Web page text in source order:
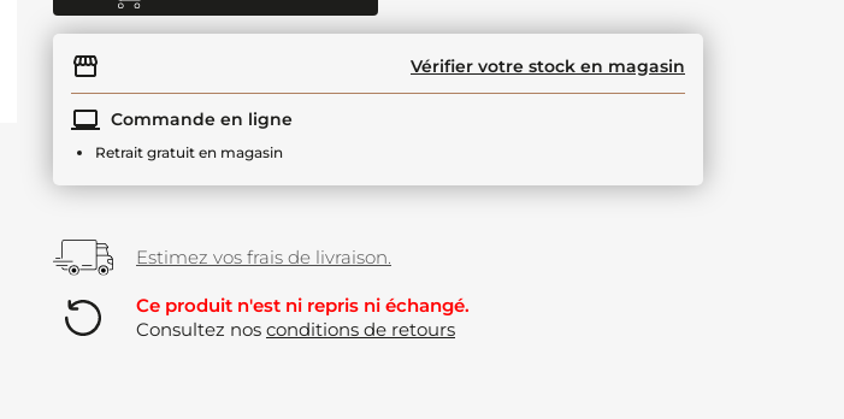
Vérifier votre stock en magasin
Commande en ligne
Retrait gratuit en magasin
Estimez vos frais de livraison.
Ce produit n'est ni repris ni échangé.
Consultez nos conditions de retours